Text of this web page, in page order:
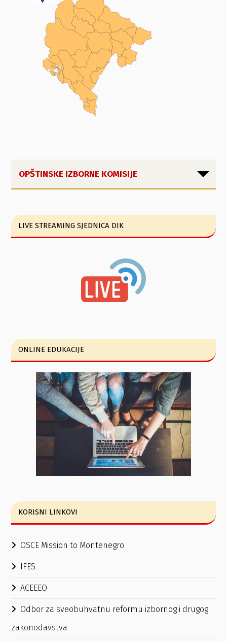
OPŠTINSKE IZBORNE KOMISIJE
LIVE STREAMING SJEDNICA DIK
ONLINE EDUKACIJE
KORISNI LINKOVI
OSCE Mission to Montenegro
IFES
ACEEEO
Odbor za sveobuhvatnu reformu izbornog i drugog
zakonodavstva